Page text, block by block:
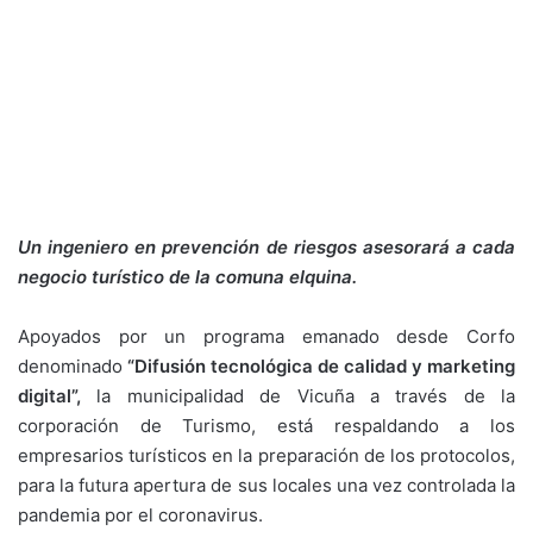
Un ingeniero en prevención de riesgos asesorará a cada
negocio turístico de la comuna elquina.
Apoyados por un programa emanado desde Corfo
denominado “Difusión tecnológica de calidad y marketing
digital”, la municipalidad de Vicuña a través de la
corporación de Turismo, está respaldando a los
empresarios turísticos en la preparación de los protocolos,
para la futura apertura de sus locales una vez controlada la
pandemia por el coronavirus.